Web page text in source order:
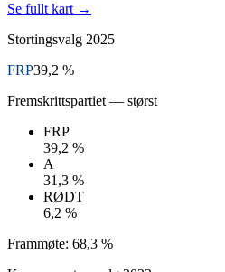
Se fullt kart →
Stortingsvalg 2025
FRP39,2 %
Fremskrittspartiet — størst
FRP
39,2 %
A
31,3 %
RØDT
6,2 %
Frammøte: 68,3 %